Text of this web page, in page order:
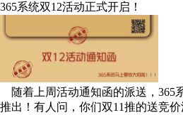
365系统双12活动正式开启！
随着上周活动通知函的派送， 365
推出！有人问，你们双11推的送竞